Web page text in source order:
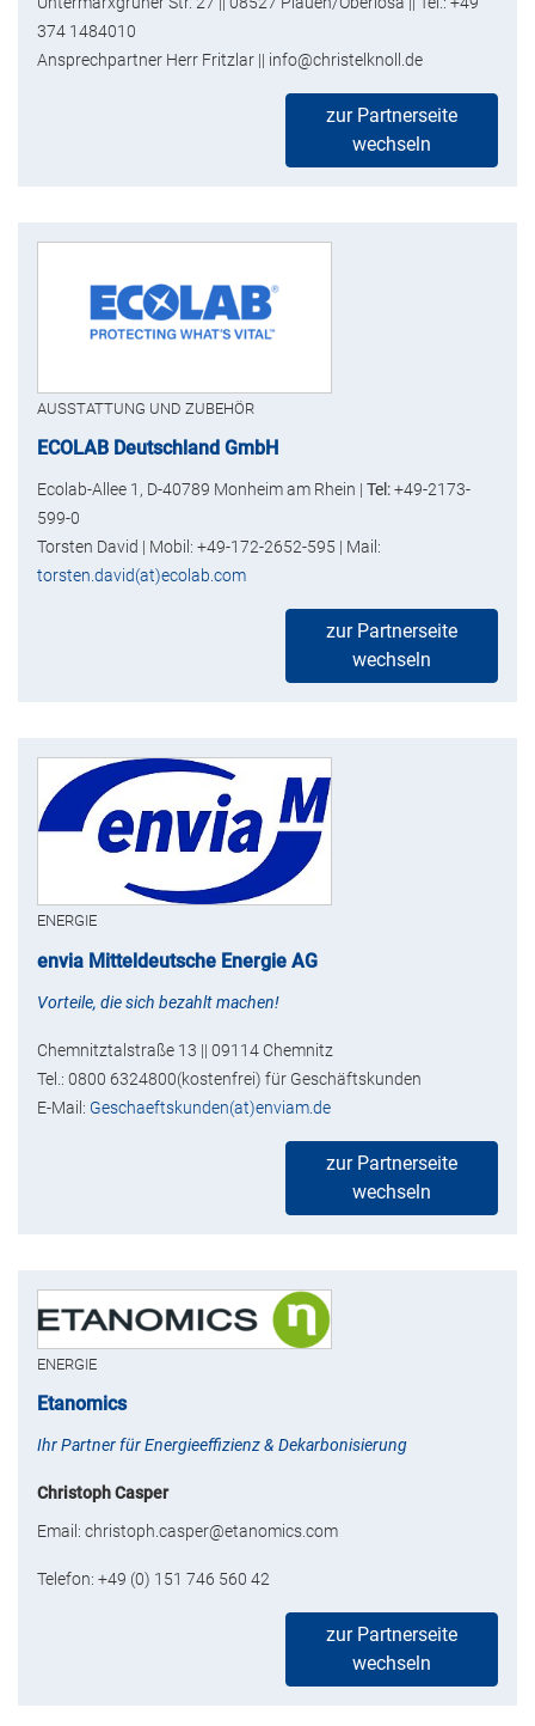
374 1484010
Ansprechpartner Herr Fritzlar || info@christelknoll.de
zur Partnerseite
wechseln
AUSSTATTUNG UND ZUBEHÖR
ECOLAB Deutschland GmbH
Ecolab-Allee 1, D-40789 Monheim am Rhein | Tel:+49-2173-
599-0
Torsten David | Mobil: +49-172-2652-595 | Mail:
torsten.david(at)ecolab.com
zur Partnerseite
wechseln
ENERGIE
envia Mitteldeutsche Energie AG
Vorteile, die sich bezahlt machen!
Chemnitztalstraße 13 || 09114 Chemnitz
Tel.: 0800 6324800(kostenfrei) für Geschäftskunden
E-Mail: Geschaeftskunden(at)enviam.de
zur Partnerseite
wechseln
ENERGIE
Etanomics
Ihr Partner für Energieeffizienz & Dekarbonisierung
Christoph Casper
Email: christoph.casper@etanomics.com
Telefon: +49 (0) 151 746 560 42
zur Partnerseite
wechseln